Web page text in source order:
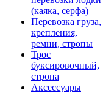
(каяка, серфа)
Перевозка груза,
крепления,
ремни, стропы
Трос
буксировочный,
стропа
Аксессуары